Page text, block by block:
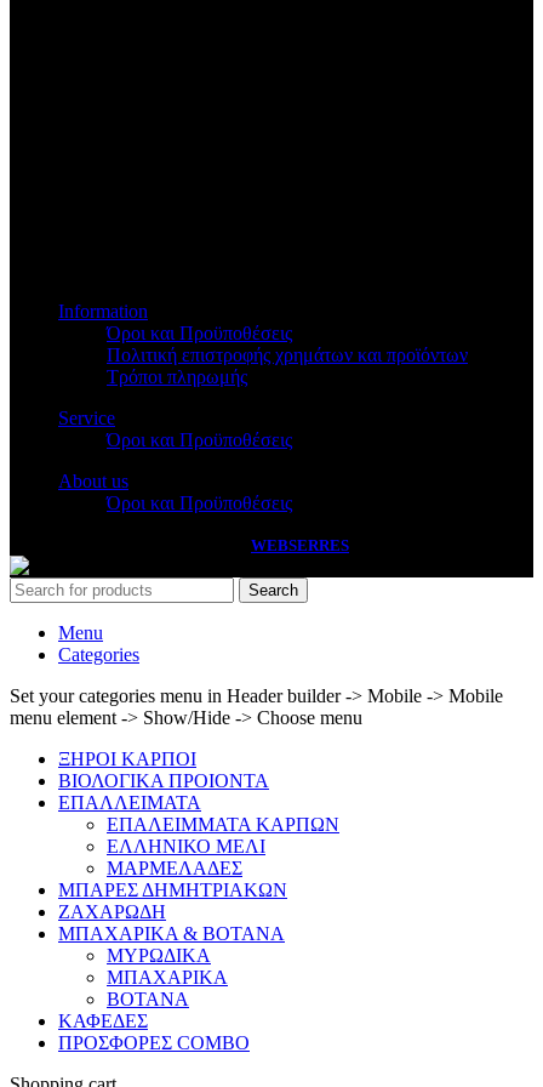
Information
Όροι και Προϋποθέσεις
Πολιτική επιστροφής χρημάτων και προϊόντων
Τρόποι πληρωμής
Service
Όροι και Προϋποθέσεις
About us
Όροι και Προϋποθέσεις
WEBSERRES
Search
Menu
Categories
Set your categories menu in Header builder -> Mobile -> Mobile
menu element -> Show/Hide -> Choose menu
ΞΗΡΟΙ ΚΑΡΠΟΙ
ΒΙΟΛΟΓΙΚΑ ΠΡΟΙΟΝΤΑ
ΕΠΑΛΛΕΙΜΑΤΑ
ΕΠΑΛΕΙΜΜΑΤΑ ΚΑΡΠΩΝ
ΕΛΛΗΝΙΚΟ ΜΕΛΙ
ΜΑΡΜΕΛΑΔΕΣ
ΜΠΑΡΕΣ ΔΗΜΗΤΡΙΑΚΩΝ
ΖΑΧΑΡΩΔΗ
ΜΠΑΧΑΡΙΚΑ & ΒΟΤΑΝΑ
ΜΥΡΩΔΙΚΑ
ΜΠΑΧΑΡΙΚΑ
ΒΟΤΑΝΑ
ΚΑΦΕΔΕΣ
ΠΡΟΣΦΟΡΕΣ COMBO